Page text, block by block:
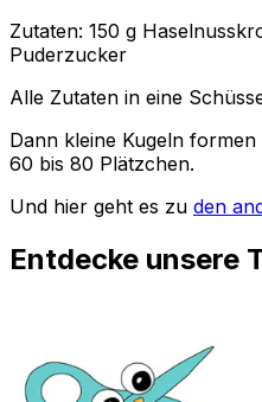
Zutaten: 150 g
Puderzucker
Alle Zutaten in eine
Dann kleine Kugeln
60 bis 80 Plätzchen.
Und hier geht es zu den
Entdecke unsere